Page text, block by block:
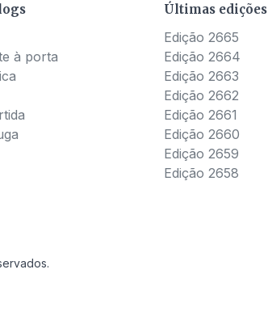
à porta
Últimas edições
Edição 2665
Edição 2664
Edição 2663
Edição 2662
Edição 2661
Edição 2660
Edição 2659
Edição 2658